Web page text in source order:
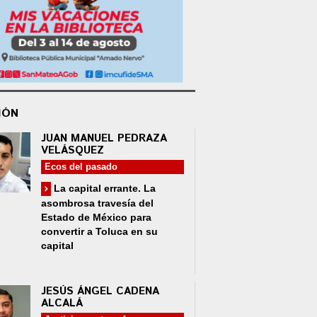
JUAN MANUEL PEDRAZA
VELÁSQUEZ
Ecos del pasado
La capital errante. La
asombrosa travesía del
Estado de México para
convertir a Toluca en su
capital
JESÚS ÁNGEL CADENA
ALCALÁ